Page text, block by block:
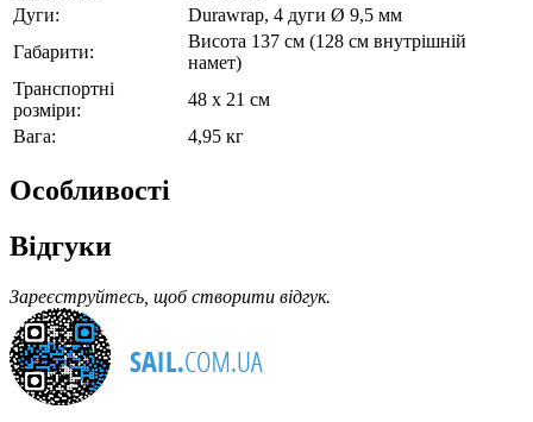
Дуги:
Durawrap, 4 дуги Ø 9,5 мм
Габарити:
Висота 137 см (128 см внутрішній
намет)
Транспортні
розміри:
48 х 21 см
Вага:
4,95 кг
Особливості
Відгуки
Зареєструйтесь, щоб створити відгук.